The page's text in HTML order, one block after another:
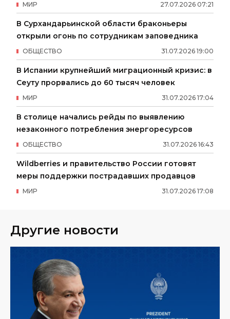
27.07.2026 07:21
МИР
В Сурхандарьинской области браконьеры
открыли огонь по сотрудникам заповедника
31.07.2026 19:00
ОБЩЕСТВО
В Испании крупнейший миграционный кризис: в
Сеуту прорвались до 60 тысяч человек
31.07.2026 17:04
МИР
В столице начались рейды по выявлению
незаконного потребления энергоресурсов
31.07.2026 16:43
ОБЩЕСТВО
Wildberries и правительство России готовят
меры поддержки пострадавших продавцов
31.07.2026 17:08
МИР
Другие новости